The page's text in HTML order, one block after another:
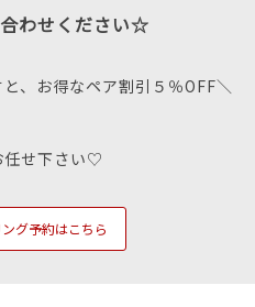
わせください☆
、お得なペア割引５％OFF＼
任せ下さい♡
グ予約はこちら